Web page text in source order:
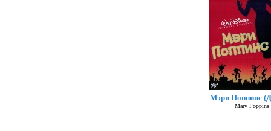
Мэри Поппинс
Mary Poppins